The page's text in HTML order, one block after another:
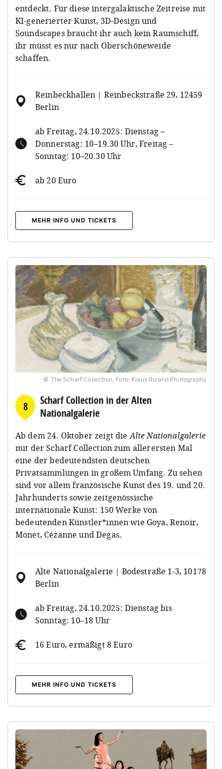
entdeckt. Für diese intergalaktische Zeitreise mit
KI-generierter Kunst, 3D-Design und
Soundscapes braucht ihr auch kein Raumschiff,
ihr müsst es nur nach Oberschöneweide
schaffen.
Reinbeckhallen | Reinbeckstraße 29, 12459
Berlin
ab Freitag, 24.10.2025: Dienstag –
Donnerstag: 10–19.30 Uhr, Freitag –
Sonntag: 10–20.30 Uhr
ab 20 Euro
MEHR INFO UND TICKETS
© The Scharf Collection, Foto: Klaus Ruland Photography
8
Scharf Collection in der Alten
Nationalgalerie
Ab dem 24. Oktober zeigt dieAlte Nationalgalerie
mit der Scharf Collection zum allerersten Mal
eine der bedeutendsten deutschen
Privatsammlungen in großem Umfang. Zu sehen
sind vor allem französische Kunst des 19. und 20.
Jahrhunderts sowie zeitgenössische
internationale Kunst: 150 Werke von
bedeutenden Künstler*innen wie Goya, Renoir,
Monet, Cézanne und Degas.
Alte Nationalgalerie | Bodestraße 1-3, 10178
Berlin
ab Freitag, 24.10.2025: Dienstag bis
Sonntag: 10–18 Uhr
16 Euro, ermäßigt 8 Euro
MEHR INFO UND TICKETS